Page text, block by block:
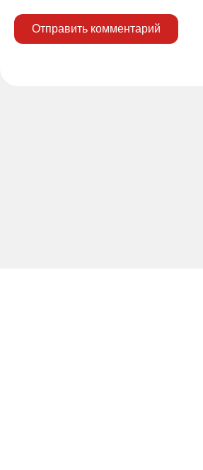
Отправить комментарий